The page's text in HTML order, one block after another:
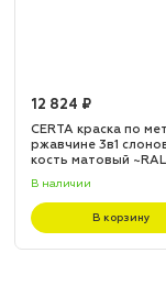
12 824 ₽
CERTA краска по
ржавчине 3в1
кость матовый ~RAL
В наличии
В корзину